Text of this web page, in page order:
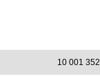
10 001 352